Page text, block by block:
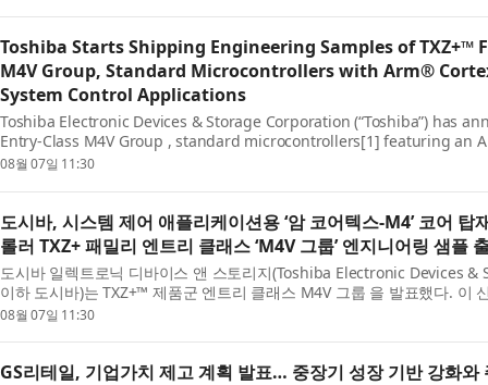
Toshiba Starts Shipping Engineering Samples of TXZ+™
M4V Group, Standard Microcontrollers with Arm®
System Control Applications
Toshiba Electronic Devices & Storage Corporation (“Toshiba”) has
Entry-Class M4V Group , standard microcontrollers[1] featuring an
core with a floating-point unit (FPU)...
08월 07일 11:30
도시바, 시스템 제어 애플리케이션용 ‘암 코어텍스-M4’ 코어 탑
롤러 TXZ+ 패밀리 엔트리 클래스 ‘M4V 그룹’ 엔지니어링 샘플
도시바 일렉트로닉 디바이스 앤 스토리지(Toshiba Electronic Devices
이하 도시바)는 TXZ+™ 제품군 엔트리 클래스 M4V 그룹 을 발표했다. 이
치(FPU)를 갖춘 암 코어텍스-M...
08월 07일 11:30
GS리테일, 기업가치 제고 계획 발표… 중장기 성장 기반 강화와